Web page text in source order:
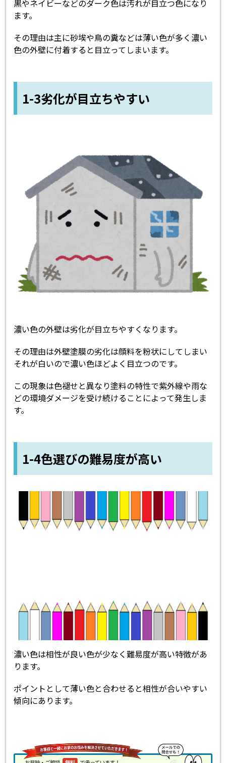
黒やネイビーなどのダーク色は汚れが目立つ色になり
ます。
その理由は主に砂埃や鳥の糞などは薄い色が多く濃い
色の外壁に付着すると目立ってしまいます。
1-3劣化が目立ちやすい
濃い色の外壁は劣化が目立ちやすくなります。
その理由は外壁塗膜の劣化は顔料を粉状にしてしまい
それが白いので濃い色ほどよく目立つのです。
この現象は色褪せと異なり塗料の特性で紫外線や雨な
どの環境ダメージを受け続けることによって発生しま
す。
1-4色選びの難易度が高い
濃い色は相性が良い色が少なく難易度が高い特徴があ
ります。
ポイントとして薄い色と合わせると相性が合いやすい
傾向にあります。